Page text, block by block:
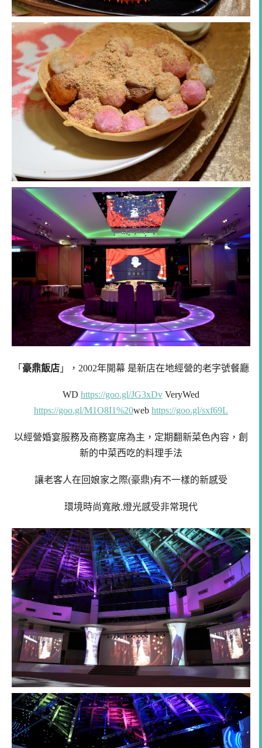
「 豪鼎飯店 」，2002年開幕 是新店在地經營的老字號餐廳
WD https://goo.gl/JG3xDv VeryWed
https://goo.gl/M1O8I1%20web https://goo.gl/sxf69L
以經營婚宴服務及商務宴席為主，定期翻新菜色內容，創
新的中菜西吃的料理手法
讓老客人在回娘家之際(豪鼎)有不一樣的新感受
環境時尚寬敞.燈光感受非常現代